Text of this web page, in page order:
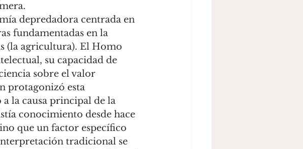
fundamentadas en la
(la agricultura). El Homo
su capacidad de
sobre el valor
protagonizó esta
la causa principal de la
conocimiento desde hace
que un factor específico
tradicional se